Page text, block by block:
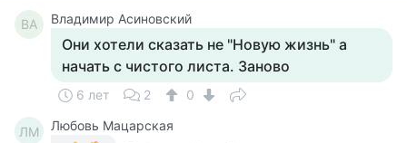
ВА Владимир Асиновский
Они хотели сказать не "Новую жизнь" а
начать с чистого листа. Заново
6 лет 2 0
ЛМ
Любовь Мацарская